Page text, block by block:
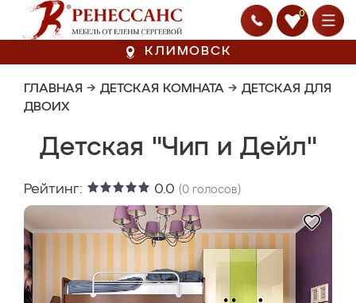
0
КЛИМОВСК
ГЛАВНАЯ → ДЕТСКАЯ КОМНАТА → ДЕТСКАЯ ДЛЯ
ДВОИХ
Детская "Чип и Дейл"
Рейтинг: 0.0 (0 голосов)